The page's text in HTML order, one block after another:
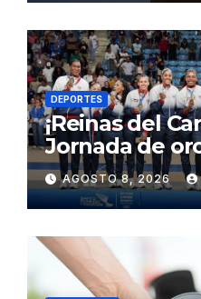
DEPORTES
¡Reinas del
Jornada de
AGOSTO 8, 2026